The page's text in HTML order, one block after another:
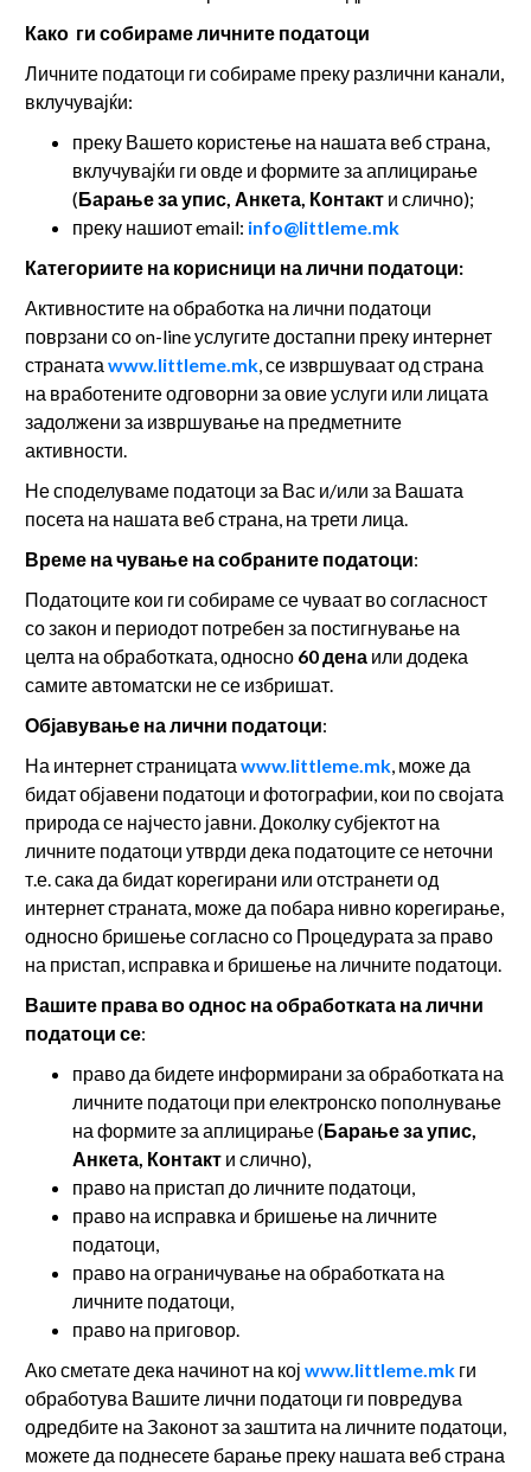
Како ги собираме личните податоци
Личните податоци ги собираме преку различни канали,
вклучувајќи:
преку Вашето користење на нашата веб страна,
вклучувајќи ги овде и формите за аплицирање
(Барање за упис, Анкета, Контакт и слично);
преку нашиот email: info@littleme.mk
Категориите на корисници на лични податоци:
Активностите на обработка на лични податоци
поврзани со on-line услугите достапни преку интернет
страната www.littleme.mk, се извршуваат од страна
на вработените одговорни за овие услуги или лицата
задолжени за извршување на предметните
активности.
Не споделуваме податоци за Вас и/или за Вашата
посета на нашата веб страна, на трети лица.
Време на чување на собраните податоци:
Податоците кои ги собираме се чуваат во согласност
со закон и периодот потребен за постигнување на
целта на обработката, односно 60 дена или додека
самите автоматски не се избришат.
Објавување на лични податоци:
На интернет страницата www.littleme.mk, може да
бидат објавени податоци и фотографии, кои по својата
природа се најчесто јавни. Доколку субјектот на
личните податоци утврди дека податоците се неточни
т.е. сака да бидат корегирани или отстранети од
интернет страната, може да побара нивно корегирање,
односно бришење согласно со Процедурата за право
на пристап, исправка и бришење на личните податоци.
Вашите права во однос на обработката на лични
податоци се:
право да бидете информирани за обработката на
личните податоци при електронско пополнување
на формите за аплицирање (Барање за упис,
Анкета, Контакт и слично),
право на пристап до личните податоци,
право на исправка и бришење на личните
податоци,
право на ограничување на обработката на
личните податоци,
право на приговор.
Ако сметате дека начинот на кој www.littleme.mk ги
обработува Вашите лични податоци ги повредува
одредбите на Законот за заштита на личните податоци,
можете да поднесете барање преку нашата веб страна